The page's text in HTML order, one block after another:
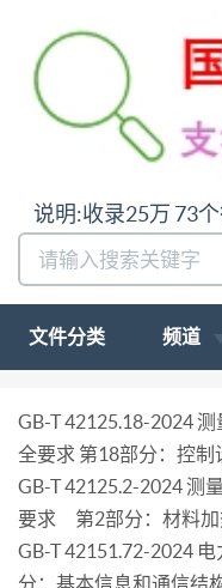
说明:收录25万 73
文件分类 频道
GB-T 42125.18-2024
全要求 第18部分：控
GB-T 42125.2-2024 测
要求 第2部分：材料加
GB-T 42151.72-2024
分：基本信息和通信结